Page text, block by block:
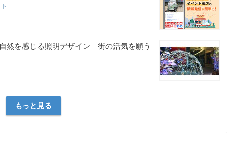
然を感じる照明デザイン 街の活気を願う
もっと見る